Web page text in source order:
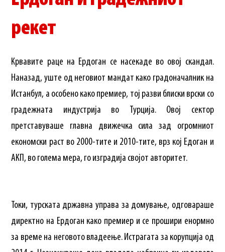
рекет
Крвавите раце на Ердоган се насекаде во овој скандал.
Наназад, уште од неговиот мандат како градоначалник на
Истанбул, а особено како премиер, тој разви блиски врски со
градежната индустрија во Турција. Овој сектор
претставуваше главна движечка сила зад огромниот
економски раст во 2000-тите и 2010-тите, врз кој Едоган и
АКП, во голема мера, го изградија својот авторитет.
Токи, турската државна управа за домување, одговараше
директно на Ердоган како премиер и се прошири енормно
за време на неговото владеење. Истрагата за корупција од